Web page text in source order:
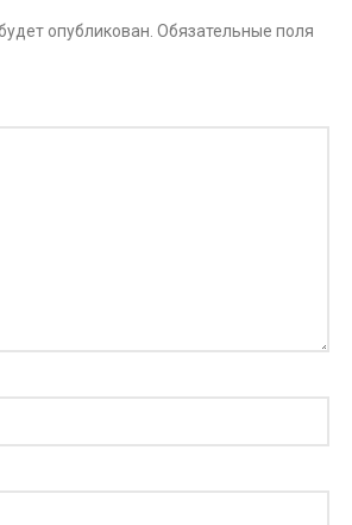
опубликован. Обязательные поля